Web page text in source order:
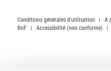
Conditions générales d'utilisation | A
BnF | Accessibilité (non conforme) |